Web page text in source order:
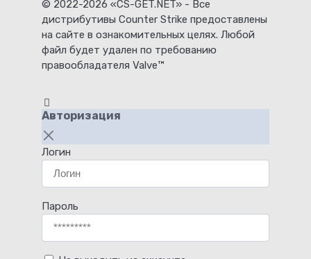
© 2022-2026 «CS-GET.NET» - Все
дистрибутивы Counter Strike предоставлены
на сайте в ознакомительных целях. Любой
файл будет удален по требованию
правообладателя Valve™
Авторизация
Логин
Пароль